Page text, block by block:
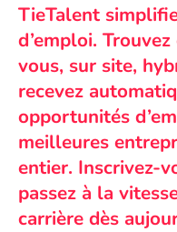
TieTalent
d’emploi.
vous, sur site,
recevez
opportunités
meilleures
entier. Inscrivez-
passez à la
carrière dès